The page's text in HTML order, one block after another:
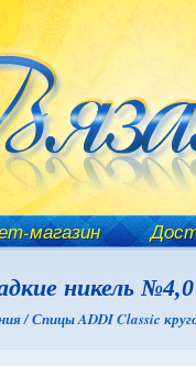
магазин
никель
/Спицы ADDI Classic